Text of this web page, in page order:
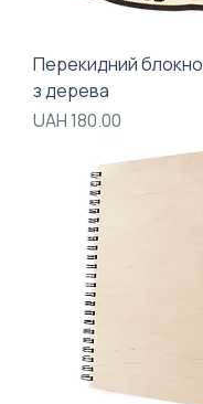
Перекидний
з дерева
Price
UAH 180.00